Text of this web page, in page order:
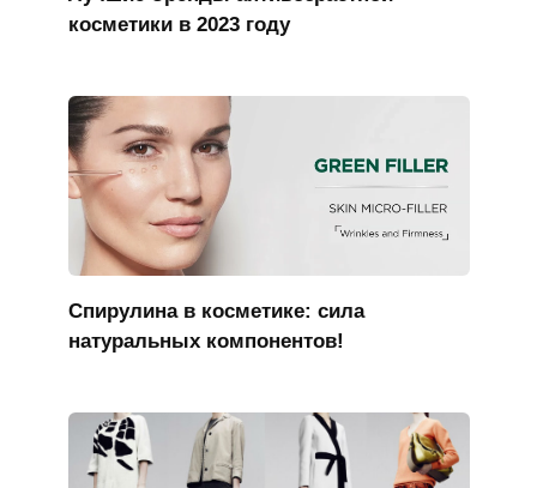
косметики в 2023 году
Спирулина в косметике: сила
натуральных компонентов!